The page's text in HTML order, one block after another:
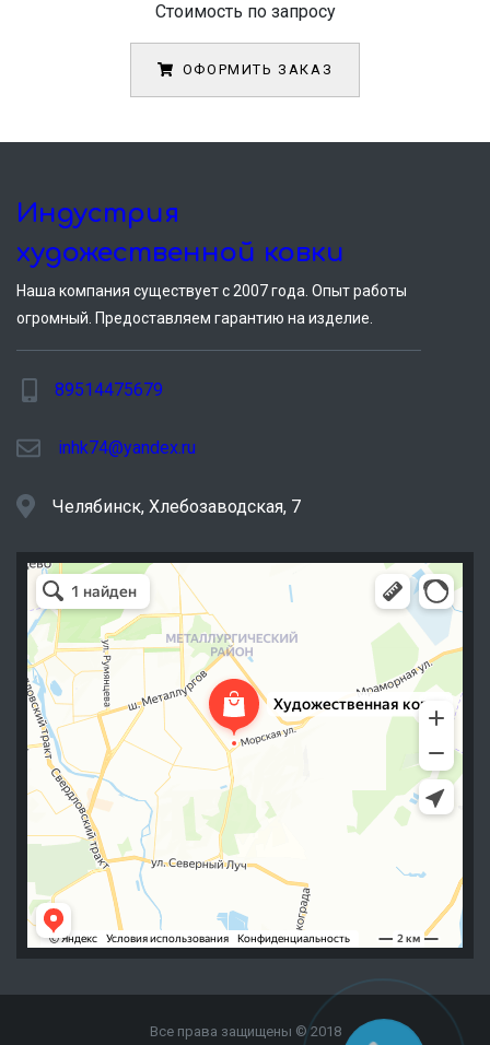
Стоимость по запросу
ОФОРМИТЬ ЗАКАЗ
Индустрия
художественной ковки
Наша компания существует c 2007 года. Опыт работы
огромный. Предоставляем гарантию на изделие.
89514475679
inhk74@yandex.ru
Челябинск, Хлебозаводская, 7
Все права защищены © 2018